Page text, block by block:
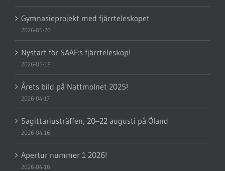
Gymnasieprojekt med fjärrteleskopet
2026-05-20
Nystart för SAAF:s fjärrteleskop!
2026-05-18
Årets bild på Nattmolnet 2025!
2026-04-17
Sagittariusträffen, 20–22 augusti på Öland
2026-04-16
Apertur nummer 1 2026!
2026-04-16